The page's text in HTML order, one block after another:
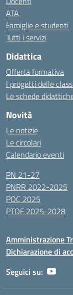
ATA
Famiglie e studenti
Tutti i servizi
Didattica
Offerta formativa
I progetti delle classi
Le schede
Novità
Le notizie
Le circolari
Calendario eventi
PN 21-27
PNRR 2022-2025
POC 2025
PTOF 2025-2028
Amministrazione
Dichiarazione di
Seguici su: